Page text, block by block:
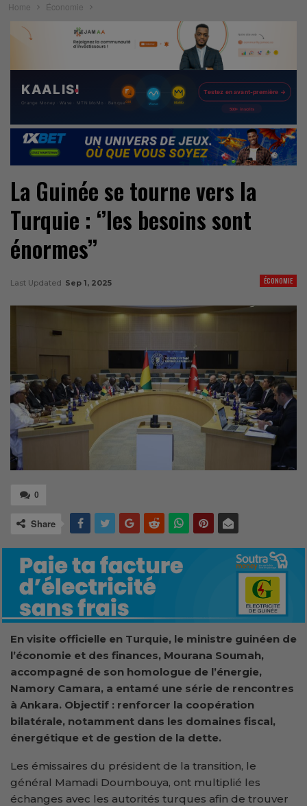
Home Économie
La Guinée se tourne vers la
Turquie : ‘’les besoins sont
énormes’’
ÉCONOMIE
Last Updated Sep 1, 2025
0
Share
En visite officielle en Turquie, le ministre guinéen de
l’économie et des finances, Mourana Soumah,
accompagné de son homologue de l’énergie,
Namory Camara, a entamé une série de rencontres
à Ankara. Objectif : renforcer la coopération
bilatérale, notamment dans les domaines fiscal,
énergétique et de gestion de la dette.
Les émissaires du président de la transition, le
général Mamadi Doumbouya, ont multiplié les
échanges avec les autorités turques afin de trouver